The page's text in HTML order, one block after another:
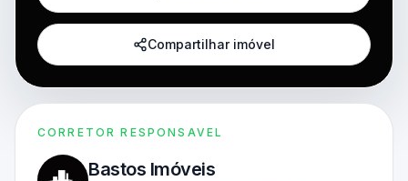
Compartilhar imóvel
CORRETOR RESPONSAVEL
Bastos Imóveis